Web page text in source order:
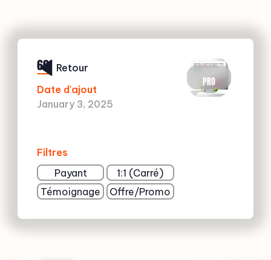
60
Date d'ajout
January 3, 2025
Filtres
Payant
1:1 (Carré)
Témoignage
Offre/Promo
PRO
Retour